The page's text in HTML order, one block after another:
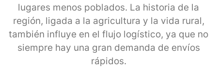
lugares menos poblados. La historia de la
región, ligada a la agricultura y la vida rural,
también influye en el flujo logístico, ya que no
siempre hay una gran demanda de envíos
rápidos.